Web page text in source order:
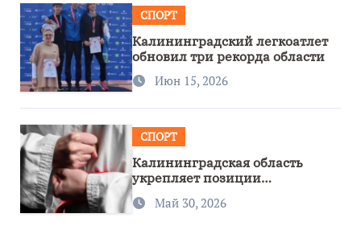
СПОРТ
Калининградский легкоатлет
обновил три рекорда области
Июн 15, 2026
СПОРТ
Калининградская область
укрепляет позиции
спортивного региона
Май 30, 2026